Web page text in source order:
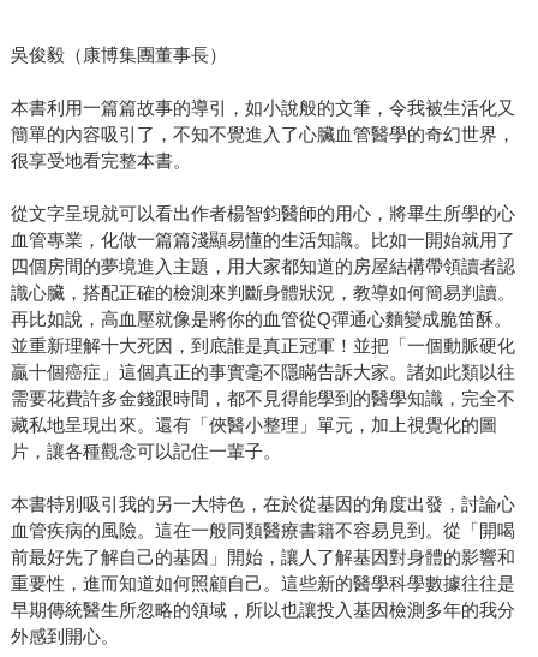
吳俊毅（康博集團董事長）
本書利用一篇篇故事的導引，如小說般的文筆，令我被生活化又
簡單的內容吸引了，不知不覺進入了心臟血管醫學的奇幻世界，
很享受地看完整本書。
從文字呈現就可以看出作者楊智鈞醫師的用心，將畢生所學的心
血管專業，化做一篇篇淺顯易懂的生活知識。比如一開始就用了
四個房間的夢境進入主題，用大家都知道的房屋結構帶領讀者認
識心臟，搭配正確的檢測來判斷身體狀況，教導如何簡易判讀。
再比如說，高血壓就像是將你的血管從Q彈通心麵變成脆笛酥。
並重新理解十大死因，到底誰是真正冠軍！並把「一個動脈硬化
贏十個癌症」這個真正的事實毫不隱瞞告訴大家。諸如此類以往
需要花費許多金錢跟時間，都不見得能學到的醫學知識，完全不
藏私地呈現出來。還有「俠醫小整理」單元，加上視覺化的圖
片，讓各種觀念可以記住一輩子。
本書特別吸引我的另一大特色，在於從基因的角度出發，討論心
血管疾病的風險。這在一般同類醫療書籍不容易見到。從「開喝
前最好先了解自己的基因」開始，讓人了解基因對身體的影響和
重要性，進而知道如何照顧自己。這些新的醫學科學數據往往是
早期傳統醫生所忽略的領域，所以也讓投入基因檢測多年的我分
外感到開心。